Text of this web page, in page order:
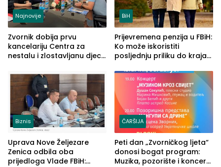
Najnovije
Zvornik dobija prvu
kancelariju Centra za
nestalu i zlostavljanu djecu
BiH
Prijevremena penzija u FBiH:
Ko može iskoristiti
posljednju priliku do kraja
Biznis
Uprava Nove Željezare
Zenica odbila oba
prijedloga Vlade FBiH:
ČARŠIJA
Peti dan „Zvorničkog ljeta“
donosi bogat program:
Muzika, pozorište i koncert